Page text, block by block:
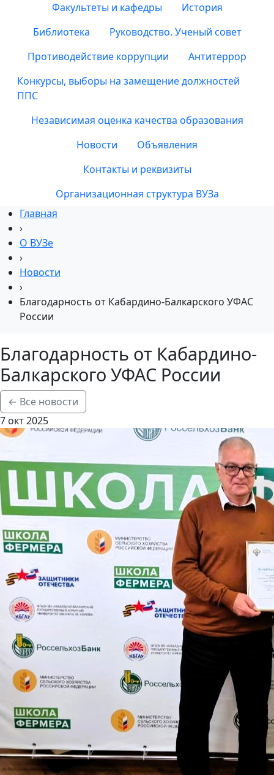
Факультеты и кафедры
История
Библиотека
Руководство. Ученый совет
Противодействие коррупции
Антитеррор
Конкурсы, выборы на замещение должностей
ППС
Независимая оценка качества образования
Новости
Объявления
Контакты и реквизиты
Организационная структура ВУЗа
Главная
›
О ВУЗе
›
Новости
›
Благодарность от Кабардино-Балкарского УФАС
России
Благодарность от Кабардино-
Балкарского УФАС России
← Все новости
7 окт 2025